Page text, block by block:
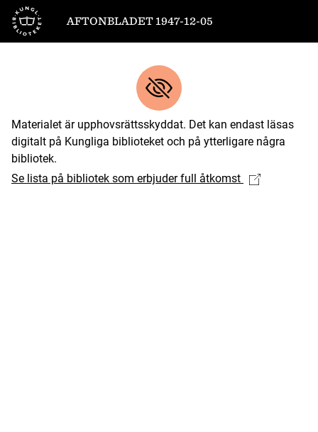
Till startsidan
AFTONBLADET 1947-12-05
Materialet är upphovsrättsskyddat. Det kan endast läsas
digitalt på Kungliga biblioteket och på ytterligare några
bibliotek.
Se lista på bibliotek som erbjuder full åtkomst